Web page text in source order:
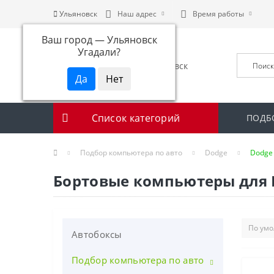
Ульяновск
Ваш город —Ульяновск
Угадали?
Наш адрес Время работы
Список категорий
Подбор компьютера по авто Dodge
Бортовые компьютеры для
Автобоксы
Подбор компьютера по авто